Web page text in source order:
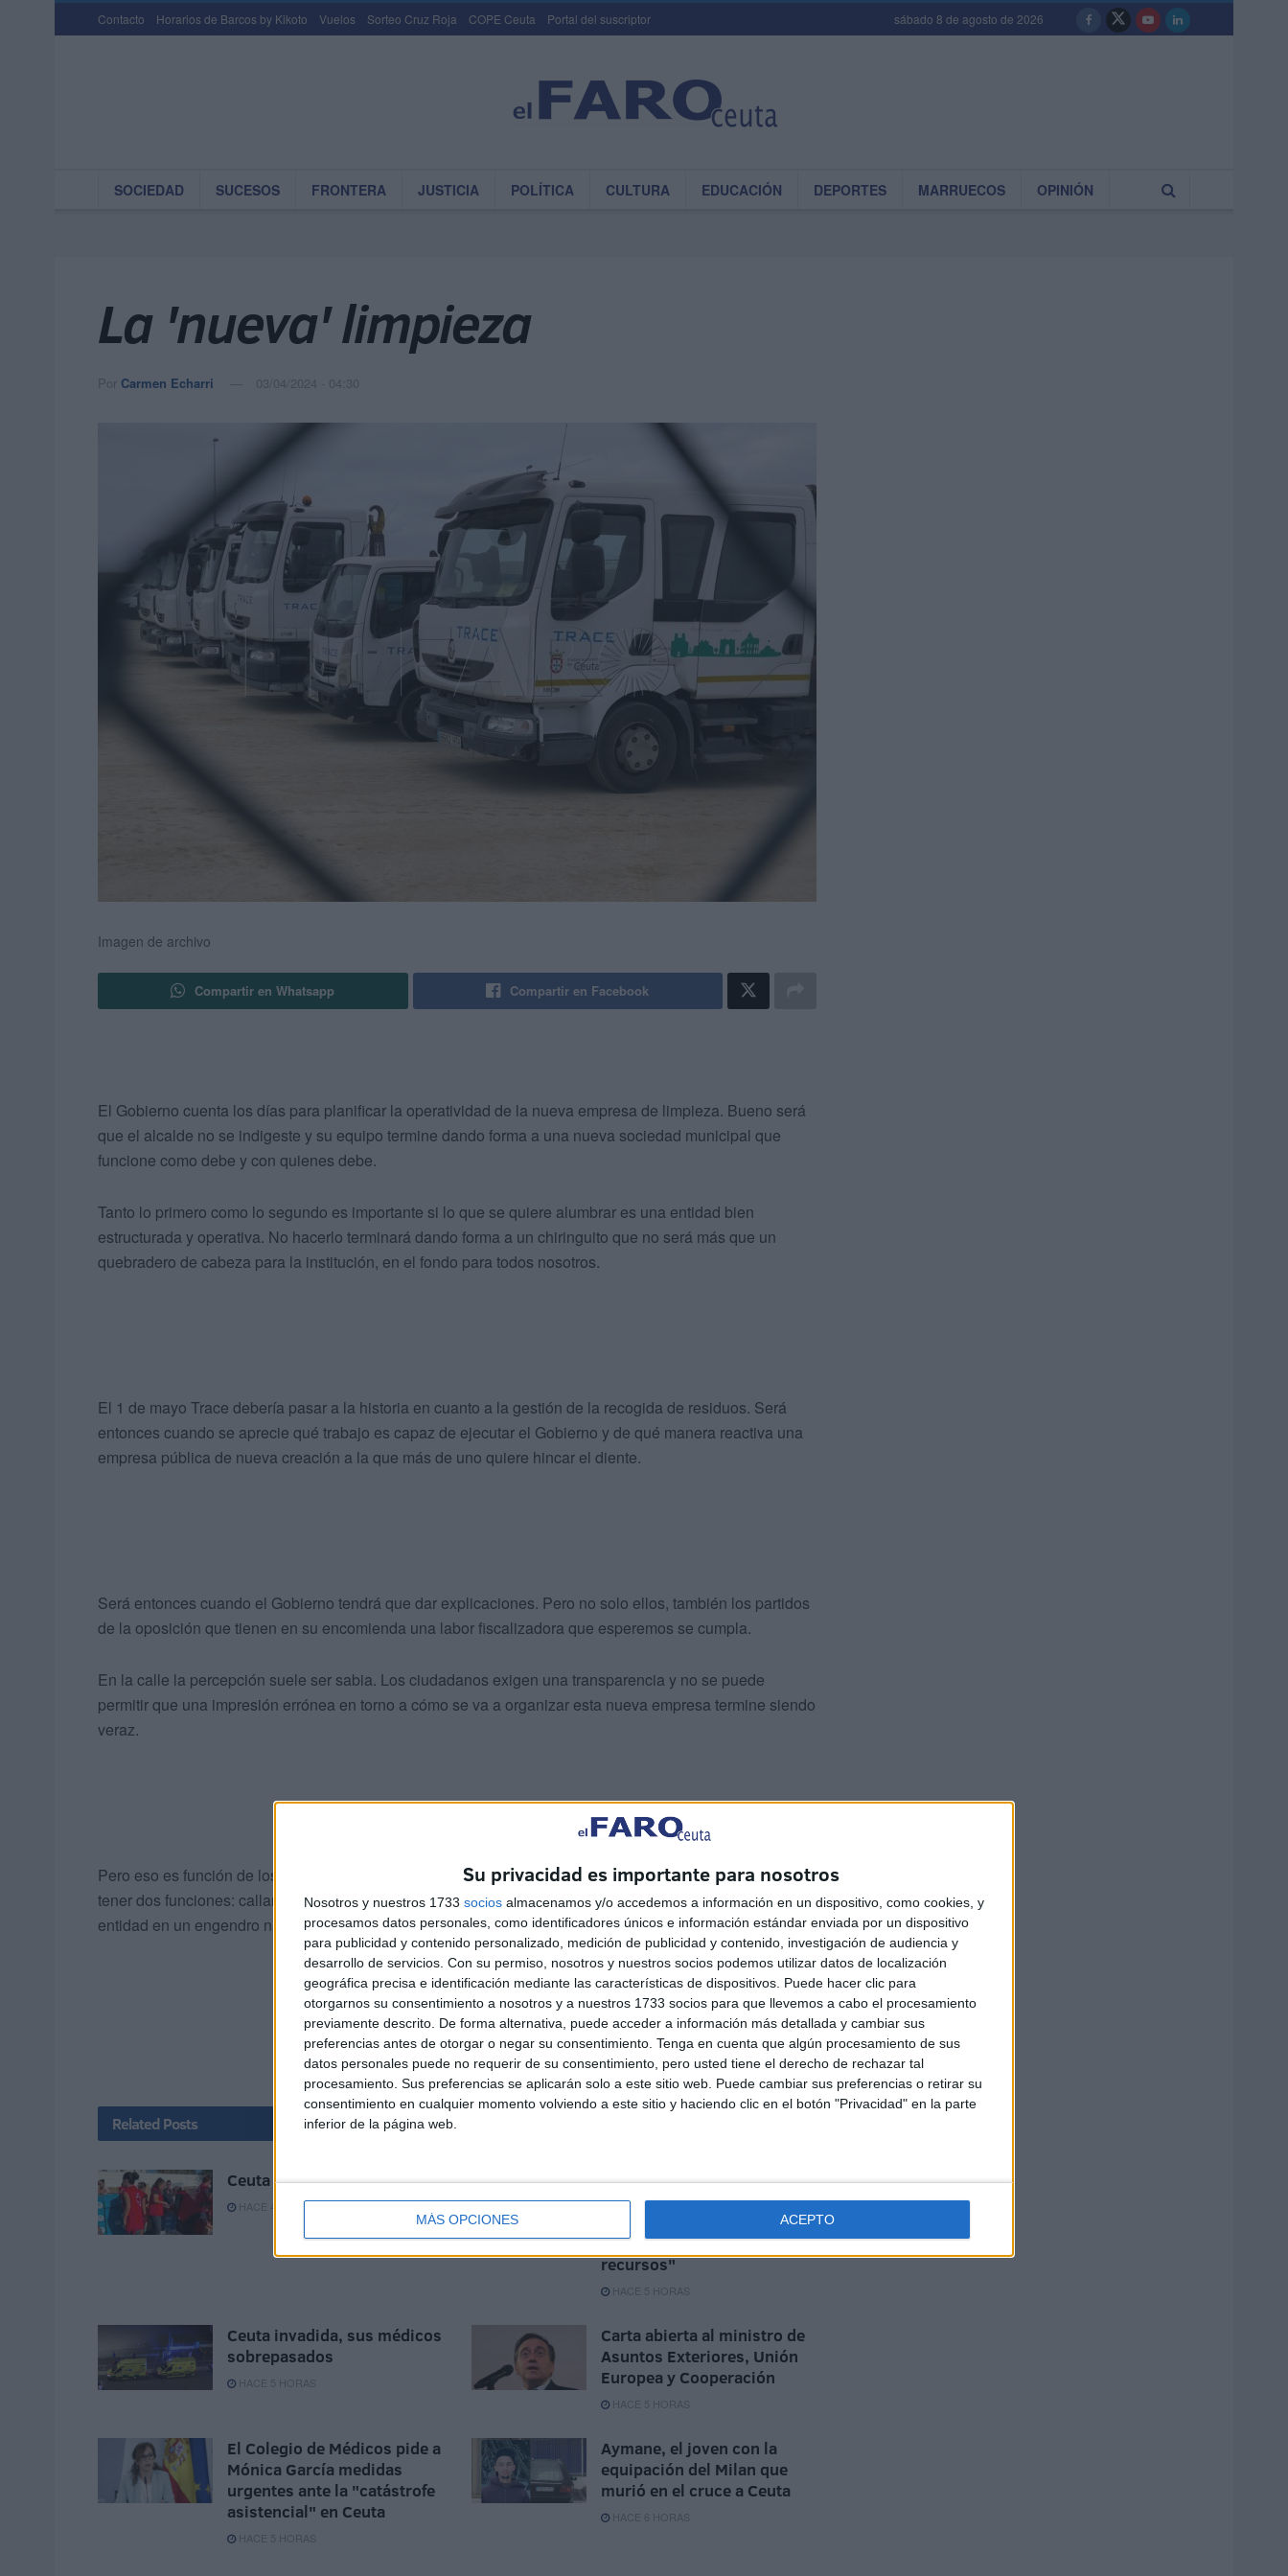
Su privacidad es importante para nosotros
Nosotros y nuestros 1733 socios almacenamos y/o accedemos a información en un dispositivo, como cookies, y
procesamos datos personales, como identificadores únicos e información estándar enviada por un dispositivo
para publicidad y contenido personalizado, medición de publicidad y contenido, investigación de audiencia y
desarrollo de servicios. Con su permiso, nosotros y nuestros socios podemos utilizar datos de localización
geográfica precisa e identificación mediante las características de dispositivos. Puede hacer clic para
otorgarnos su consentimiento a nosotros y a nuestros 1733 socios para que llevemos a cabo el procesamiento
previamente descrito. De forma alternativa, puede acceder a información más detallada y cambiar sus
preferencias antes de otorgar o negar su consentimiento. Tenga en cuenta que algún procesamiento de sus
datos personales puede no requerir de su consentimiento, pero usted tiene el derecho de rechazar tal
procesamiento. Sus preferencias se aplicarán solo a este sitio web. Puede cambiar sus preferencias o retirar su
consentimiento en cualquier momento volviendo a este sitio y haciendo clic en el botón "Privacidad" en la parte
inferior de la página web.
MÁS OPCIONES ACEPTO
Contacto Horarios de Barcos by Kikoto Vuelos Sorteo Cruz Roja COPE Ceuta Portal del suscriptor sábado 8 de agosto de 2026
SOCIEDAD SUCESOS FRONTERA JUSTICIA POLÍTICA CULTURA EDUCACIÓN DEPORTES MARRUECOS OPINIÓN
La 'nueva' limpieza
Por Carmen Echarri 03/04/2024 - 04:30
Imagen de archivo
Compartir en Whatsapp Compartir en Facebook
El Gobierno cuenta los días para planificar la operatividad de la nueva empresa de limpieza. Bueno será
que el alcalde no se indigeste y su equipo termine dando forma a una nueva sociedad municipal que
funcione como debe y con quienes debe.
Tanto lo primero como lo segundo es importante si lo que se quiere alumbrar es una entidad bien
estructurada y operativa. No hacerlo terminará dando forma a un chiringuito que no será más que un
quebradero de cabeza para la institución, en el fondo para todos nosotros.
El 1 de mayo Trace debería pasar a la historia en cuanto a la gestión de la recogida de residuos. Será
entonces cuando se aprecie qué trabajo es capaz de ejecutar el Gobierno y de qué manera reactiva una
empresa pública de nueva creación a la que más de uno quiere hincar el diente.
Será entonces cuando el Gobierno tendrá que dar explicaciones. Pero no solo ellos, también los partidos
de la oposición que tienen en su encomienda una labor fiscalizadora que esperemos se cumpla.
En la calle la percepción suele ser sabia. Los ciudadanos exigen una transparencia y no se puede
permitir que una impresión errónea en torno a cómo se va a organizar esta nueva empresa termine siendo
veraz.
Pero eso es función de los que mandan y de los que constituyen el coro político a su alrededor que puede
tener dos funciones: callar o intervenir. Lo segundo es lo inteligente porque si no convertiremos esa nueva
entidad en un engendro nada recomendable.
Related Posts
Ceuta es mucha Ceuta
HACE 4 HORAS
UGT se suma a la
concentración de las cuatro
culturas: "Ceuta necesita
unidad, respuestas y más
recursos"
HACE 5 HORAS
Ceuta invadida, sus médicos
sobrepasados
HACE 5 HORAS
Carta abierta al ministro de
Asuntos Exteriores, Unión
Europea y Cooperación
HACE 5 HORAS
El Colegio de Médicos pide a
Mónica García medidas
urgentes ante la "catástrofe
asistencial" en Ceuta
HACE 5 HORAS
Aymane, el joven con la
equipación del Milan que
murió en el cruce a Ceuta
HACE 6 HORAS